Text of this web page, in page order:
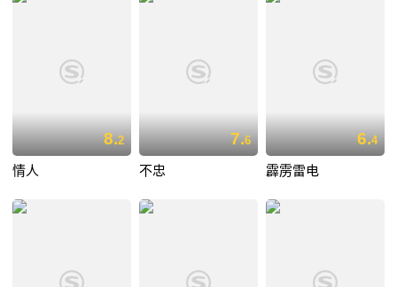
8.2
情人
7.6
不忠
6.4
霹雳雷电